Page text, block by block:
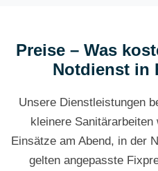
Preise – Was
Notdienst in
Unsere Dienstleistungen
kleinere Sanitärarbeiten
Einsätze am Abend, in der
gelten angepasste